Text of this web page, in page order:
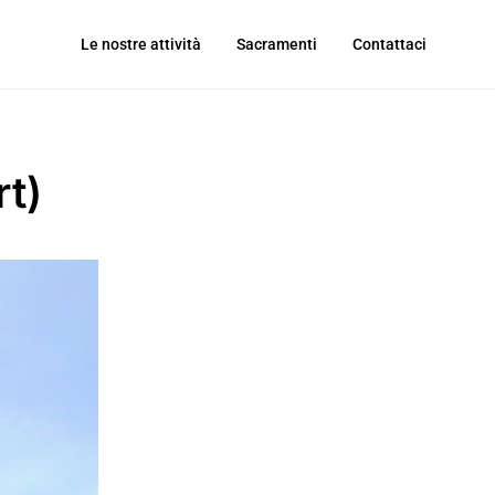
Le nostre attività Sacramenti Contattaci